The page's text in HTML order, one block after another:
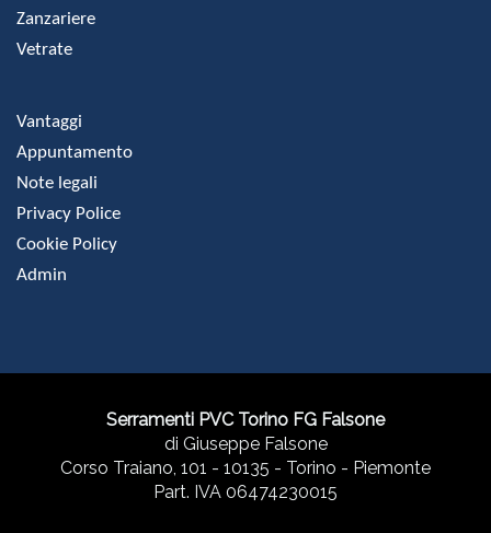
Zanzariere
Vetrate
Vantaggi
Appuntamento
Note legali
Privacy Police
Cookie Policy
Admin
Serramenti PVC Torino FG Falsone
di Giuseppe Falsone
Corso Traiano, 101 - 10135 - Torino - Piemonte
Part. IVA 06474230015